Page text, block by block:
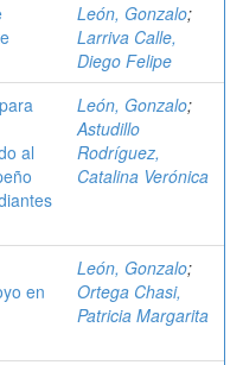
León, Gonzalo;
Larriva Calle,
Diego Felipe
al
León, Gonzalo;
Astudillo
Rodríguez,
Catalina Verónica
en
León, Gonzalo;
Ortega Chasi,
Patricia Margarita